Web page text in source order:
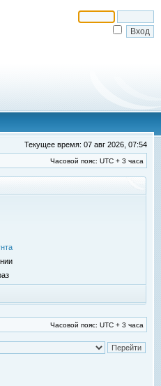
Текущее время: 07 авг 2026, 07:54
Часовой пояс: UTC + 3 часа
Часовой пояс: UTC + 3 часа